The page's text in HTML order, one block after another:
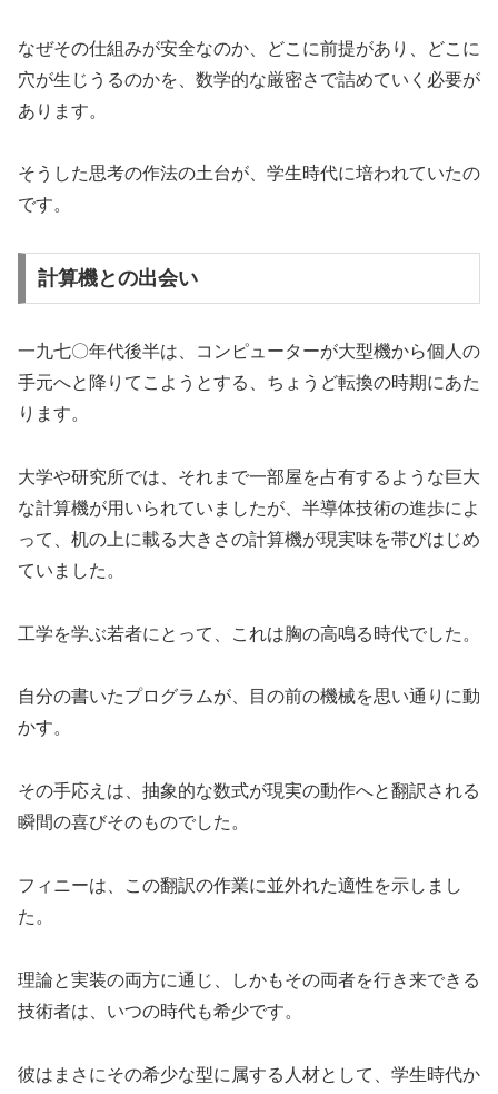
なぜその仕組みが安全なのか、どこに前提があり、どこに
穴が生じうるのかを、数学的な厳密さで詰めていく必要が
あります。
そうした思考の作法の土台が、学生時代に培われていたの
です。
計算機との出会い
一九七〇年代後半は、コンピューターが大型機から個人の
手元へと降りてこようとする、ちょうど転換の時期にあた
ります。
大学や研究所では、それまで一部屋を占有するような巨大
な計算機が用いられていましたが、半導体技術の進歩によ
って、机の上に載る大きさの計算機が現実味を帯びはじめ
ていました。
工学を学ぶ若者にとって、これは胸の高鳴る時代でした。
自分の書いたプログラムが、目の前の機械を思い通りに動
かす。
その手応えは、抽象的な数式が現実の動作へと翻訳される
瞬間の喜びそのものでした。
フィニーは、この翻訳の作業に並外れた適性を示しまし
た。
理論と実装の両方に通じ、しかもその両者を行き来できる
技術者は、いつの時代も希少です。
彼はまさにその希少な型に属する人材として、学生時代か